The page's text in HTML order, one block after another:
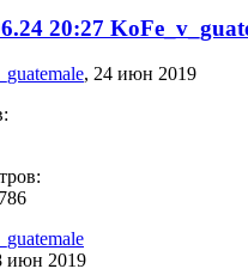
20:27
, 24 июн 2019
июн 2019